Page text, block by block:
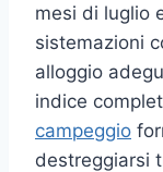
mesi di luglio
sistemazioni
alloggio
indice
campeggio
destreggiarsi